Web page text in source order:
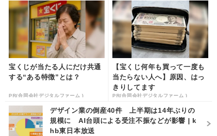
宝くじが当たる人にだけ共通
する“ある特徴”とは？
PR(合同会社デジタルファーム )
【宝くじ何年も買って一度も
当たらない人へ】原因、はっ
きりしてます
PR(合同会社デジタルファーム )
デザイン業の倒産40件 上半期は14年ぶりの
規模に AI台頭による受注不振などが影響 | k
hb東日本放送